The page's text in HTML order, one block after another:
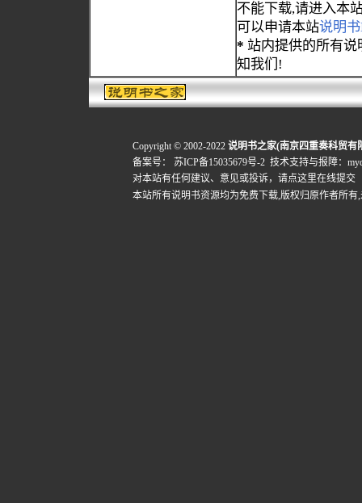
不能下载,请进入本
可以申请本站说明
* 站内提供的所有
知我们!
Copyright © 2002-2022 说明书之家(南京四重奏科贸有
备案号：
苏ICP备15035679号-2 技术支持与报障：
对本站有任何建议、意见或投诉， 请点这里在线提交
本站所有说明书资源均为免费下载,版权归原作者所